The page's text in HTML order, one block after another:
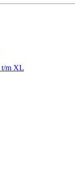
t/m XL